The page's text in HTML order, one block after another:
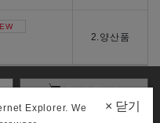
Explorer. We
× 닫기
2.양산품
Stock Check